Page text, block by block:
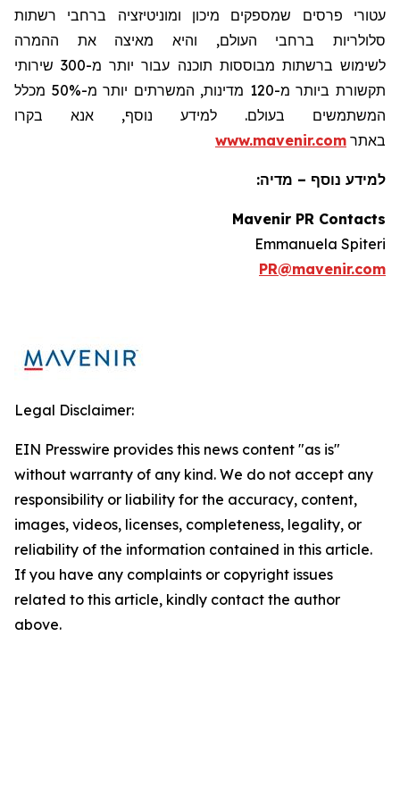
עטורי פרסים שמספקים מיכון ומוניטיזציה ברחבי רשתות
סלולריות ברחבי העולם, והיא מאיצה את ההמרה
לשימוש ברשתות מבוססות תוכנה עבור יותר מ-300 שירותי
תקשורת ביותר מ-120 מדינות, המשרתים יותר מ-50% מכלל
המשתמשים בעולם. למידע נוסף, אנא בקרו
באתר www.mavenir.com
למידע נוסף – מדיה:
Mavenir PR Contacts
Emmanuela Spiteri
PR@mavenir.com
Legal Disclaimer:
EIN Presswire provides this news content "as is"
without warranty of any kind. We do not accept any
responsibility or liability for the accuracy, content,
images, videos, licenses, completeness, legality, or
reliability of the information contained in this article.
If you have any complaints or copyright issues
related to this article, kindly contact the author
above.